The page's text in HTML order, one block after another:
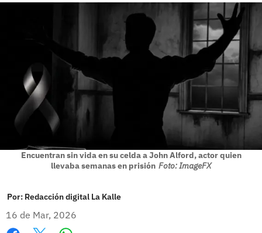
Encuentran sin vida en su celda a John Alford, actor quien
llevaba semanas en prisión Foto: ImageFX
Por: Redacción digital La Kalle
16 de Mar, 2026